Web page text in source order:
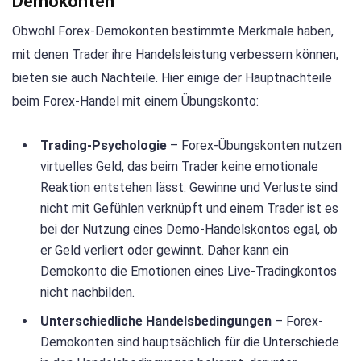
Obwohl Forex-Demokonten bestimmte Merkmale haben,
mit denen Trader ihre Handelsleistung verbessern können,
bieten sie auch Nachteile. Hier einige der Hauptnachteile
beim Forex-Handel mit einem Übungskonto:
Trading-Psychologie – Forex-Übungskonten nutzen
virtuelles Geld, das beim Trader keine emotionale
Reaktion entstehen lässt. Gewinne und Verluste sind
nicht mit Gefühlen verknüpft und einem Trader ist es
bei der Nutzung eines Demo-Handelskontos egal, ob
er Geld verliert oder gewinnt. Daher kann ein
Demokonto die Emotionen eines Live-Tradingkontos
nicht nachbilden.
Unterschiedliche Handelsbedingungen – Forex-
Demokonten sind hauptsächlich für die Unterschiede